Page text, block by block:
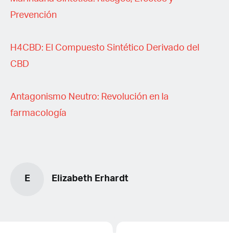
Prevención
H4CBD: El Compuesto Sintético Derivado del
CBD
Antagonismo Neutro: Revolución en la
farmacología
E Elizabeth Erhardt